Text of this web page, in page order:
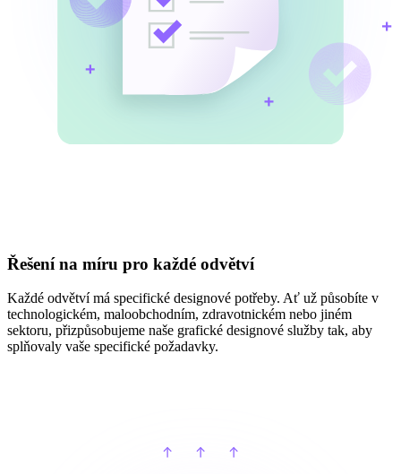
Řešení na míru pro každé odvětví
Každé odvětví má specifické designové potřeby. Ať už působíte v
technologickém, maloobchodním, zdravotnickém nebo jiném
sektoru, přizpůsobujeme naše grafické designové služby tak, aby
splňovaly vaše specifické požadavky.